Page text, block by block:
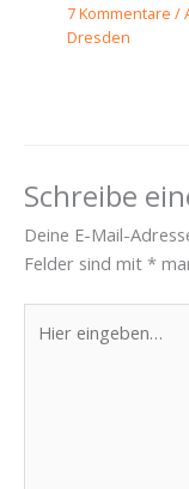
7 Kommentare /
Dresden
Schreibe
Deine E-Mail-
Felder sind mit *
eingeben…